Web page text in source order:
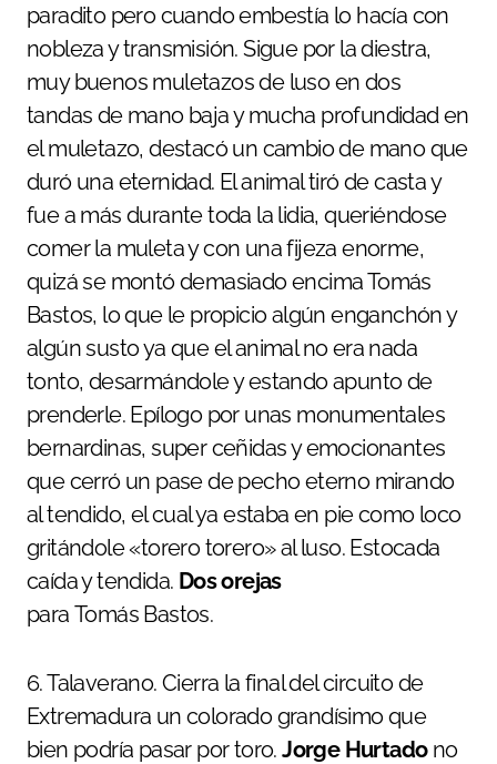
paradito pero cuando embestía lo hacía con
nobleza y transmisión. Sigue por la diestra,
muy buenos muletazos de luso en dos
tandas de mano baja y mucha profundidad en
el muletazo, destacó un cambio de mano que
duró una eternidad. El animal tiró de casta y
fue a más durante toda la lidia, queriéndose
comer la muleta y con una fijeza enorme,
quizá se montó demasiado encima Tomás
Bastos, lo que le propicio algún enganchón y
algún susto ya que el animal no era nada
tonto, desarmándole y estando apunto de
prenderle. Epílogo por unas monumentales
bernardinas, super ceñidas y emocionantes
que cerró un pase de pecho eterno mirando
al tendido, el cual ya estaba en pie como loco
gritándole «torero torero» al luso. Estocada
caída y tendida. Dos orejas
para Tomás Bastos.
6. Talaverano. Cierra la final del circuito de
Extremadura un colorado grandísimo que
bien podría pasar por toro.Jorge Hurtadono